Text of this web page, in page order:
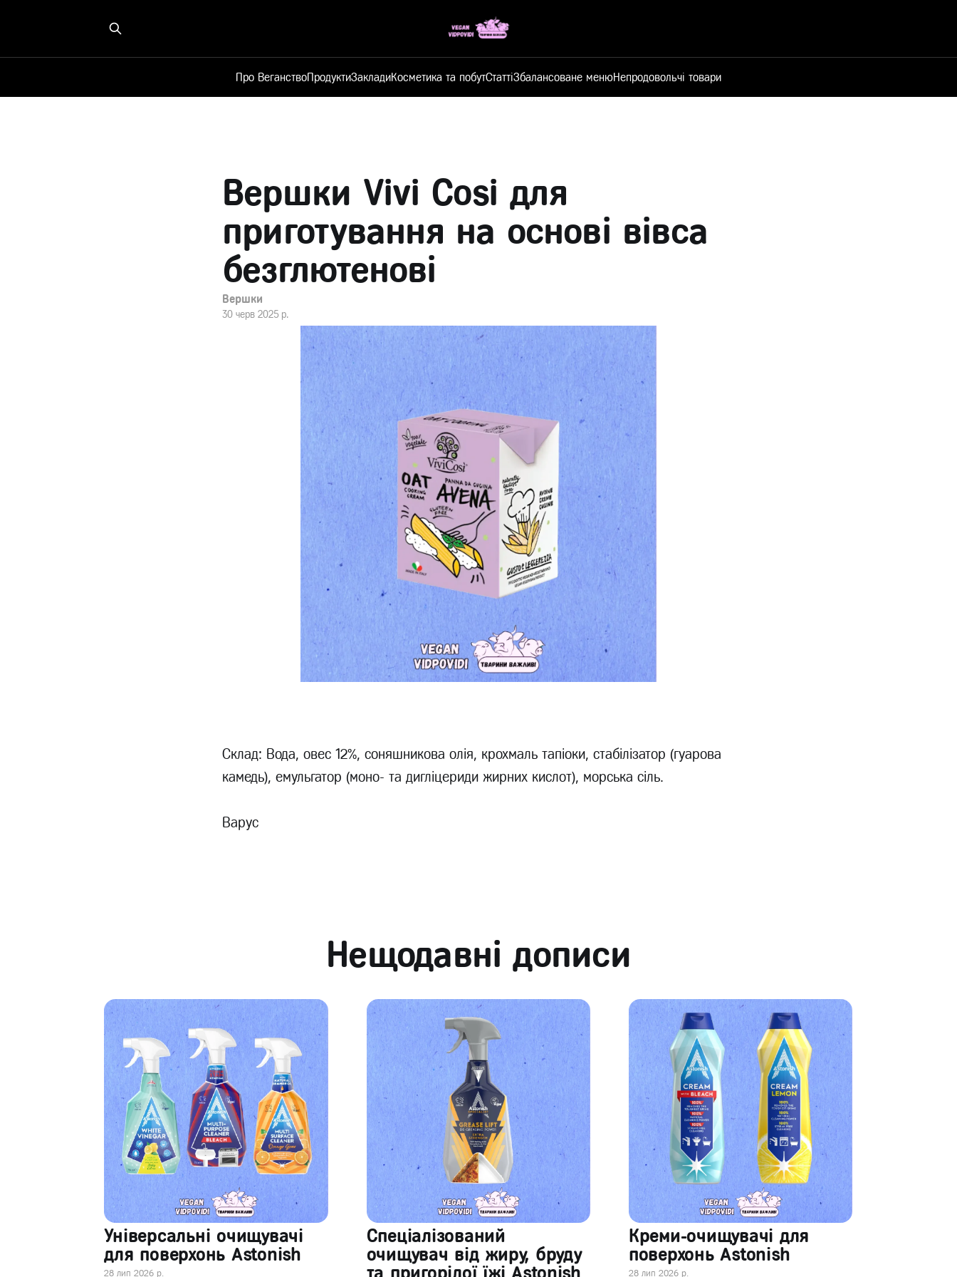
Про ВеганствоПродуктиЗакладиКосметика та побутСтаттіЗбалансоване менюНепродовольчі товари
Вершки Vivi Cosi для
приготування на основі вівса
безглютенові
Вершки
30 черв 2025 р.
Склад: Вода, овес 12%, соняшникова олія, крохмаль тапіоки, стабілізатор (гуарова
камедь), емульгатор (моно- та дигліцериди жирних кислот), морська сіль.
Варус
Нещодавні дописи
Універсальні очищувачі
для поверхонь Astonish
28 лип 2026 р.
Спеціалізований
очищувач від жиру, бруду
та пригорілої їжі Astonish
Креми-очищувачі для
поверхонь Astonish
28 лип 2026 р.